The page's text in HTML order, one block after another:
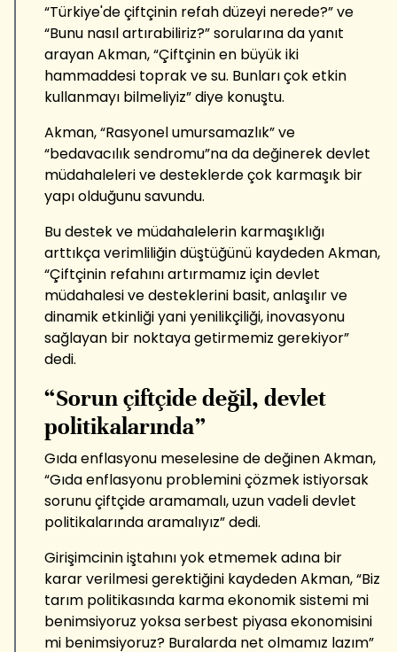
“Türkiye'de çiftçinin refah düzeyi nerede?” ve
“Bunu nasıl artırabiliriz?” sorularına da yanıt
arayan Akman, “Çiftçinin en büyük iki
hammaddesi toprak ve su. Bunları çok etkin
kullanmayı bilmeliyiz” diye konuştu.
Akman, “Rasyonel umursamazlık” ve
“bedavacılık sendromu”na da değinerek devlet
müdahaleleri ve desteklerde çok karmaşık bir
yapı olduğunu savundu.
Bu destek ve müdahalelerin karmaşıklığı
arttıkça verimliliğin düştüğünü kaydeden Akman,
“Çiftçinin refahını artırmamız için devlet
müdahalesi ve desteklerini basit, anlaşılır ve
dinamik etkinliği yani yenilikçiliği, inovasyonu
sağlayan bir noktaya getirmemiz gerekiyor”
dedi.
“Sorun çiftçide değil, devlet
politikalarında”
Gıda enflasyonu meselesine de değinen Akman,
“Gıda enflasyonu problemini çözmek istiyorsak
sorunu çiftçide aramamalı, uzun vadeli devlet
politikalarında aramalıyız” dedi.
Girişimcinin iştahını yok etmemek adına bir
karar verilmesi gerektiğini kaydeden Akman, “Biz
tarım politikasında karma ekonomik sistemi mi
benimsiyoruz yoksa serbest piyasa ekonomisini
mi benimsiyoruz? Buralarda net olmamız lazım”